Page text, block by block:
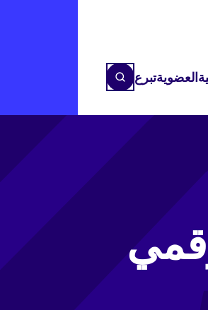
العضويةتبرع